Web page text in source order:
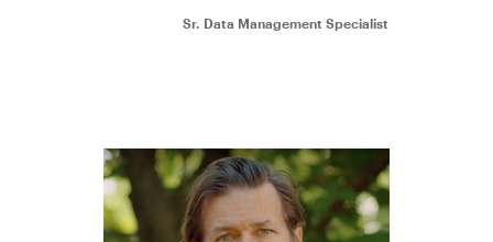
Sr. Data Management Specialist